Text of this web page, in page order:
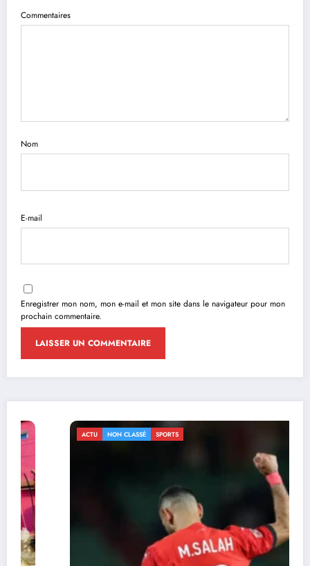
Commentaires
Nom
E-mail
Enregistrer mon nom, mon e-mail et mon site dans le navigateur pour mon
prochain commentaire.
NON CLASSÉ SPORTS